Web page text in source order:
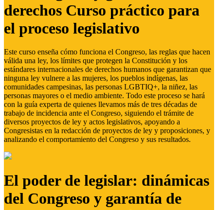
derechos Curso práctico para
el proceso legislativo
Este curso enseña cómo funciona el Congreso, las reglas que hacen
válida una ley, los límites que protegen la Constitución y los
estándares internacionales de derechos humanos que garantizan que
ninguna ley vulnere a las mujeres, los pueblos indígenas, las
comunidades campesinas, las personas LGBTIQ+, la niñez, las
personas mayores o el medio ambiente. Todo este proceso se hará
con la guía experta de quienes llevamos más de tres décadas de
trabajo de incidencia ante el Congreso, siguiendo el trámite de
diversos proyectos de ley y actos legislativos, apoyando a
Congresistas en la redacción de proyectos de ley y proposiciones, y
analizando el comportamiento del Congreso y sus resultados.
El poder de legislar: dinámicas
del Congreso y garantía de